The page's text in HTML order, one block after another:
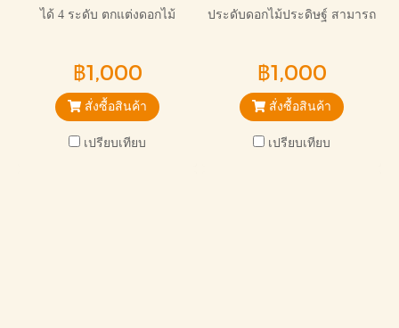
ได้ 4 ระดับ ตกแต่งดอกไม้
฿1,000
สั่งซื้อสินค้า
เปรียบเทียบ
ประดับดอกไม้ประดิษฐ์ สามารถ
฿1,000
สั่งซื้อสินค้า
เปรียบเทียบ